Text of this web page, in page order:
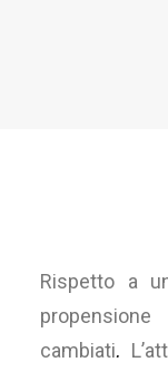
Rispetto a
cambiati.